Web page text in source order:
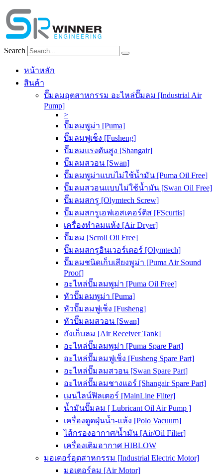
Skip
to
content
Search
หน้าหลัก
สินค้า
ปั๊มลมอุตสาหกรรม อะไหล่ปั๊มลม [Industrial Air
Pump]
>
ปั๊มลมพูม่า [Puma]
ปั๊มลมฟูเช็ง [Fusheng]
ปั๊มลมแรงดันสูง [Shangair]
ปั๊มลมสวอน [Swan]
ปั๊มลมพูม่าแบบไม่ใช้น้ำมัน [Puma Oil Free]
ปั๊มลมสวอนแบบไม่ใช้น้ำมัน [Swan Oil Free]
ปั๊มลมสกรู [Olymtech Screw]
ปั๊มลมสกรูเอฟเอสเคอร์ติส [FScurtis]
เครื่องทำลมแห้ง [Air Dryer]
ปั๊มลม [Scroll Oil Free]
ปั๊มลมสกรูอินเวอร์เตอร์ [Olymtech]
ปั๊มลมชนิดเก็บเสียงพูม่า [Puma Air Sound
Proof]
อะไหล่ปั๊มลมพูม่า [Puma Oil Free]
หัวปั๊มลมพูม่า [Puma]
หัวปั๊มลมฟูเช็ง [Fusheng]
หัวปั๊มลมสวอน [Swan]
ถังเก็บลม [Air Receiver Tank]
อะไหล่ปั๊มลมพูม่า [Puma Spare Part]
อะไหล่ปั๊มลมฟูเช็ง [Fusheng Spare Part]
อะไหล่ปั๊มลมสวอน [Swan Spare Part]
อะไหล่ปั๊มลมชางแอร์ [Shangair Spare Part]
เมนไลน์ฟิลเตอร์ [MainLine Filter]
น้ำมันปั๊มลม [ Lubricant Oil Air Pump ]
เครื่องดูดฝุ่นน้ำ-แห้ง [Polo Vacuum]
ไส้กรองอากาศ/น้ำมัน [Air/Oil Filter]
เครื่องเติมอากาศ HIBLOW
มอเตอร์อุตสาหกรรม [Industrial Electric Motor]
มอเตอร์ลม [Air Motor]